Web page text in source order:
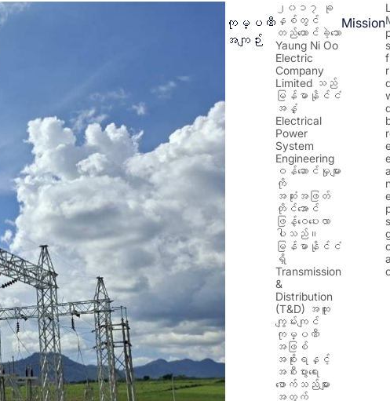
ကုမ္ပဏီ
အကျဉ်း
၂၀၁၇ ခု
နှစ်တွင်
တည်ထောင်ခဲ့သော
Yaung Ni Oo
Electric
Company
Limited သည်
မြန်မာနိုင်ငံ
အနှံ့
Electrical
Power
System
Engineering
ဝန်ဆောင်မှုများ
ကို
အဆုံးအဖြတ်
တိုင်အောင်
ဖြန့်ဝေပေးလာ
ပါသည်။
မြန်မာနိုင်ငံ
ရှိ
Transmission
&
Distribution
(T&D) အထူး
ကျွမ်းကျင်
ကုမ္ပဏီ
အဖြစ်
အစိုးရနှင့်
အစီးပွားရေး
ဖောက်သည်များ
အတွက်
Mission